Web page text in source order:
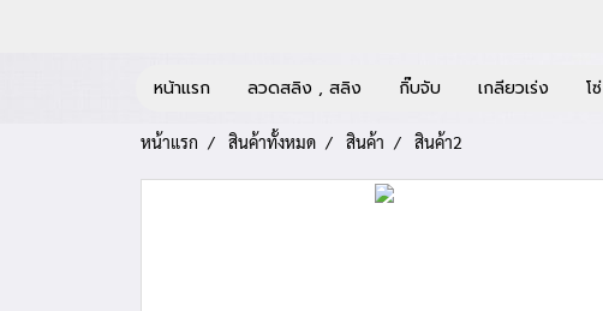
หน้าแรก ลวดสลิง , สลิง กิ๊บจับ เกลียวเร่ง โซ่
หน้าแรก สินค้าทั้งหมด สินค้า สินค้า2